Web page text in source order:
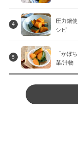
4
圧力鍋
シピ
5
「かぼ
菜/汁物